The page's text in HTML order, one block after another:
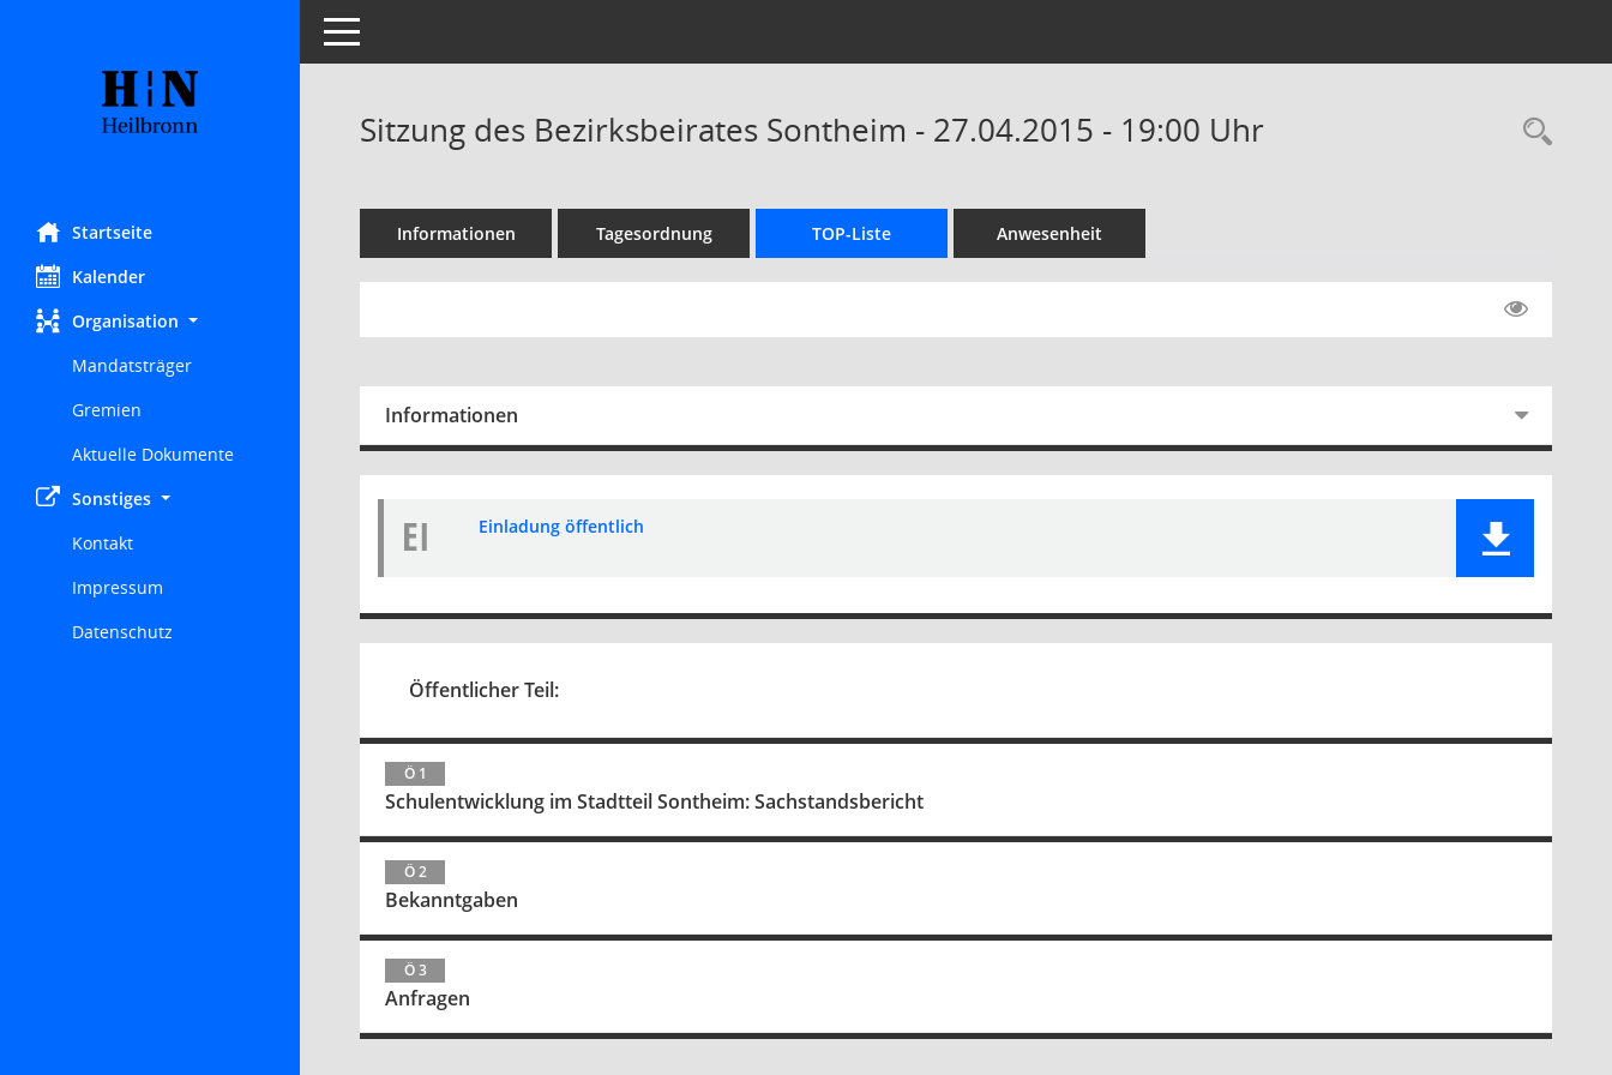
Startseite
Kalender
Organisation
Mandatsträger
Gremien
Aktuelle Dokumente
Sonstiges
Kontakt
Impressum
Datenschutz
Toggle navigation
Sitzung des Bezirksbeirates Sontheim - 27.04.2015 - 19:00 Uhr
Informationen Tagesordnung TOP-Liste Anwesenheit
Informationen
EI Einladung öffentlich
Öffentlicher Teil:
Ö 1
Schulentwicklung im Stadtteil Sontheim: Sachstandsbericht
Ö 2
Bekanntgaben
Ö 3
Anfragen